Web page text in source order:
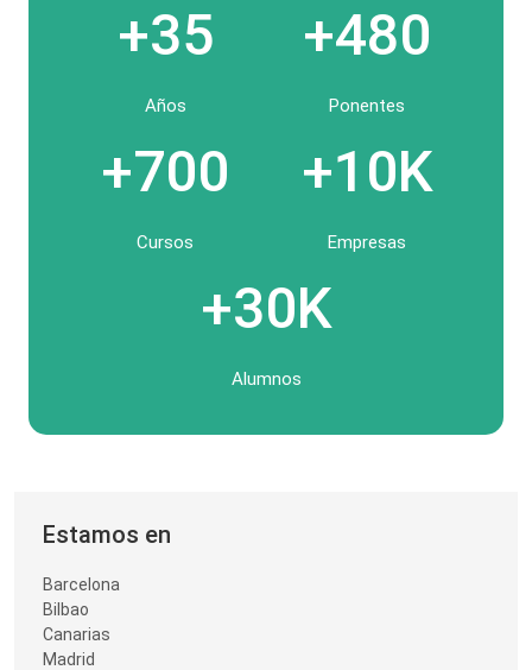
+35
Años
+480
Ponentes
+700
Cursos
+10K
Empresas
+30K
Alumnos
Estamos en
Barcelona
Bilbao
Canarias
Madrid